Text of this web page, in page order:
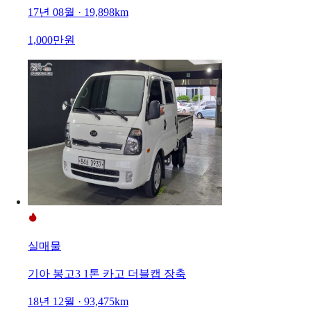
17년 08월 · 19,898km
1,000만원
실매물
기아 봉고3 1톤 카고 더블캡 장축
18년 12월 · 93,475km